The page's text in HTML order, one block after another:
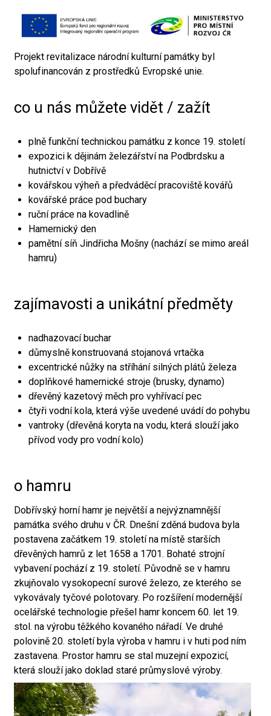
Projekt revitalizace národní kulturní památky byl
spolufinancován z prostředků Evropské unie.
co u nás můžete vidět / zažít
plně funkční technickou památku z konce 19. století
expozici k dějinám železářství na Podbrdsku a
hutnictví v Dobřívě
kovářskou výheň a předváděcí pracoviště kovářů
kovářské práce pod buchary
ruční práce na kovadlině
Hamernický den
pamětní síň Jindřicha Mošny (nachází se mimo areál
hamru)
zajímavosti a unikátní předměty
nadhazovací buchar
důmyslně konstruovaná stojanová vrtačka
excentrické nůžky na stříhání silných plátů železa
doplňkové hamernické stroje (brusky, dynamo)
dřevěný kazetový měch pro vyhřívací pec
čtyři vodní kola, která výše uvedené uvádí do pohybu
vantroky (dřevěná koryta na vodu, která slouží jako
přívod vody pro vodní kolo)
o hamru
Dobřívský horní hamr je největší a nejvýznamnější
památka svého druhu v ČR. Dnešní zděná budova byla
postavena začátkem 19. století na místě starších
dřevěných hamrů z let 1658 a 1701. Bohaté strojní
vybavení pochází z 19. století. Původně se v hamru
zkujňovalo vysokopecní surové železo, ze kterého se
vykovávaly tyčové polotovary. Po rozšíření modernější
ocelářské technologie přešel hamr koncem 60. let 19.
stol. na výrobu těžkého kovaného nářadí. Ve druhé
polovině 20. století byla výroba v hamru i v huti pod ním
zastavena. Prostor hamru se stal muzejní expozicí,
která slouží jako doklad staré průmyslové výroby.